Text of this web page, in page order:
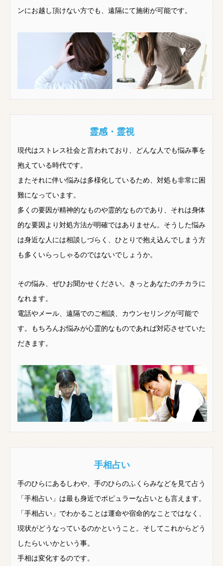
ンにお越し頂けない方でも、遠隔にて施術が可能です。
霊感・霊視
現代はストレス社会と言われており、どんな人でも悩み事を
抱えている時代です。
またそれに伴い悩みは多様化しているため、対処も非常に困
難になっています。
多くの要因が精神的なものや霊的なものであり、それは身体
的な要因より対処方法が明確ではありません。そうした悩み
は身近な人には相談しづらく、ひとりで抱え込んでしまう方
も多くいらっしゃるのではないでしょうか。
その悩み、ぜひお聞かせください。きっとあなたのチカラに
なれます。
電話やメール、遠隔でのご相談、カウンセリングが可能で
す。もちろんお悩みが心霊的なものであれば対応させていた
だきます。
手相占い
手のひらにあるしわや、手のひらのふくらみなどを見て占う
「手相占い」は最も身近でポピュラーな占いとも言えます。
「手相占い」でわかることは運命や宿命的なことではなく、
現状がどうなっているのかということ。そしてこれからどう
したらいいかという事。
手相は変化するのです。